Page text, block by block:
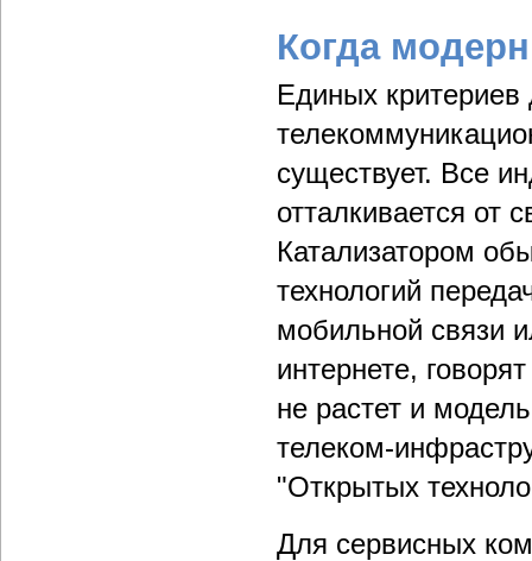
Когда
Единых
существует. Все
отталкивается от
Катализатором
технологий
мобильной связи
интернете,
не растет и
телеком-
"Открытых
Для сервисных